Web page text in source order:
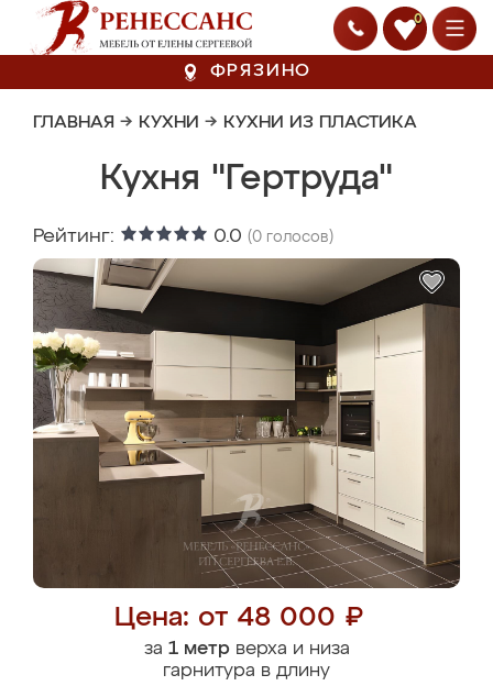
0
ФРЯЗИНО
ГЛАВНАЯ → КУХНИ → КУХНИ ИЗ ПЛАСТИКА
Кухня "Гертруда"
Рейтинг: 0.0 (0 голосов)
Цена: от 48 000 ₽
за 1 метрверха и низа
гарнитура в длину